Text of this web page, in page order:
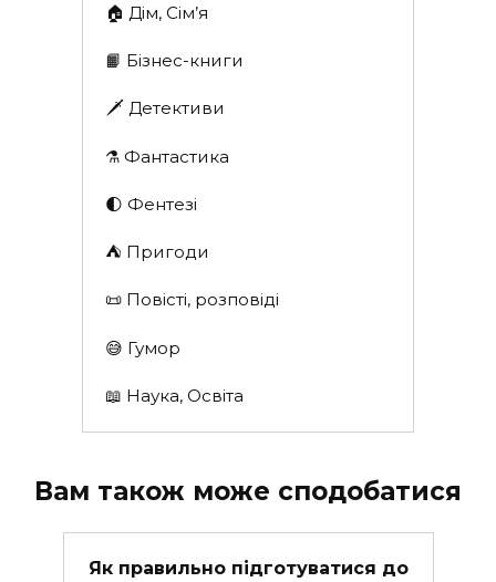
🏠 Дім, Сім’я
📙 Бізнес-книги
🗡 Детективи
⚗️ Фантастика
🌓 Фентезі
⛺️ Пригоди
📜 Повісті, розповіді
😅 Гумор
📖 Наука, Освіта
Вам також може сподобатися
Як правильно підготуватися до